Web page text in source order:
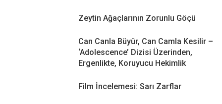
Zeytin Ağaçlarının Zorunlu Göçü
Can Canla Büyür, Can Camla Kesilir –
‘Adolescence’ Dizisi Üzerinden,
Ergenlikte, Koruyucu Hekimlik
Film İncelemesi: Sarı Zarflar